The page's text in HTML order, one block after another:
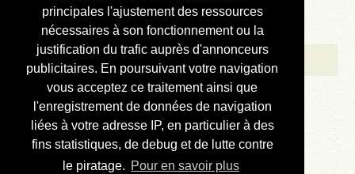
principales l'ajustement des ressources
nécessaires à son fonctionnement ou la
justification du trafic auprès d'annonceurs
publicitaires. En poursuivant votre navigation
vous acceptez ce traitement ainsi que
l'enregistrement de données de navigation
liées à votre adresse IP, en particulier à des
fins statistiques, de debug et de lutte contre
le piratage. Pour en savoir plus
Réalisations
Divers (et d’été)
Annonces
Liens externes
Téléchargement